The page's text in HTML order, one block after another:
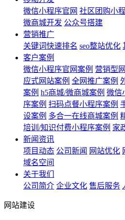
微信小程序官网 社区团购小
微商城开发 公众号搭建
营销推广
关键词快速排名 seo整站优化
客户案例
微信小程序官网案例 营销型
应式网站案例 全网推广案例
案例 h5商城/微商城案例 微信
序案例 扫码点餐小程序案例
设案例 多合一在线商城案例
培训/知识付费小程序案例 家
新闻资讯
项目动态 公司新闻 网站优化
域名空间
关于我们
公司简介 企业文化 售后服务
网站建设